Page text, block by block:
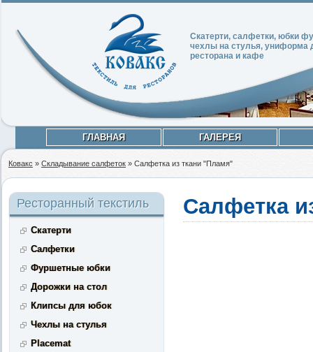
Скатерти, салфетки, юбки
чехлы на стулья, униформа
ресторана и кафе
ГЛАВНАЯ ГАЛЕРЕЯ
Ковакс » Складывание салфеток » Салфетка из ткани "Пламя"
Ресторанный текстиль
Скатерти
Салфетки
Фуршетные юбки
Дорожки на стол
Клипсы для юбок
Чехлы на стулья
Placemat
Салфетка